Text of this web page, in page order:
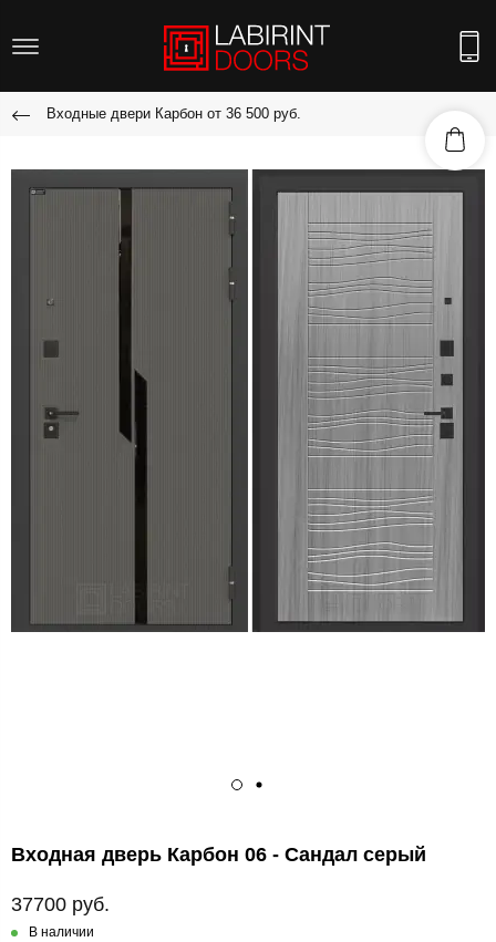
Входные двери Карбон от 36 500 руб.
Входная дверь Карбон 06 - Сандал серый
37700 руб.
В наличии